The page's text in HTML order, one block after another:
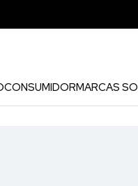
CONSUMIDORMARCAS